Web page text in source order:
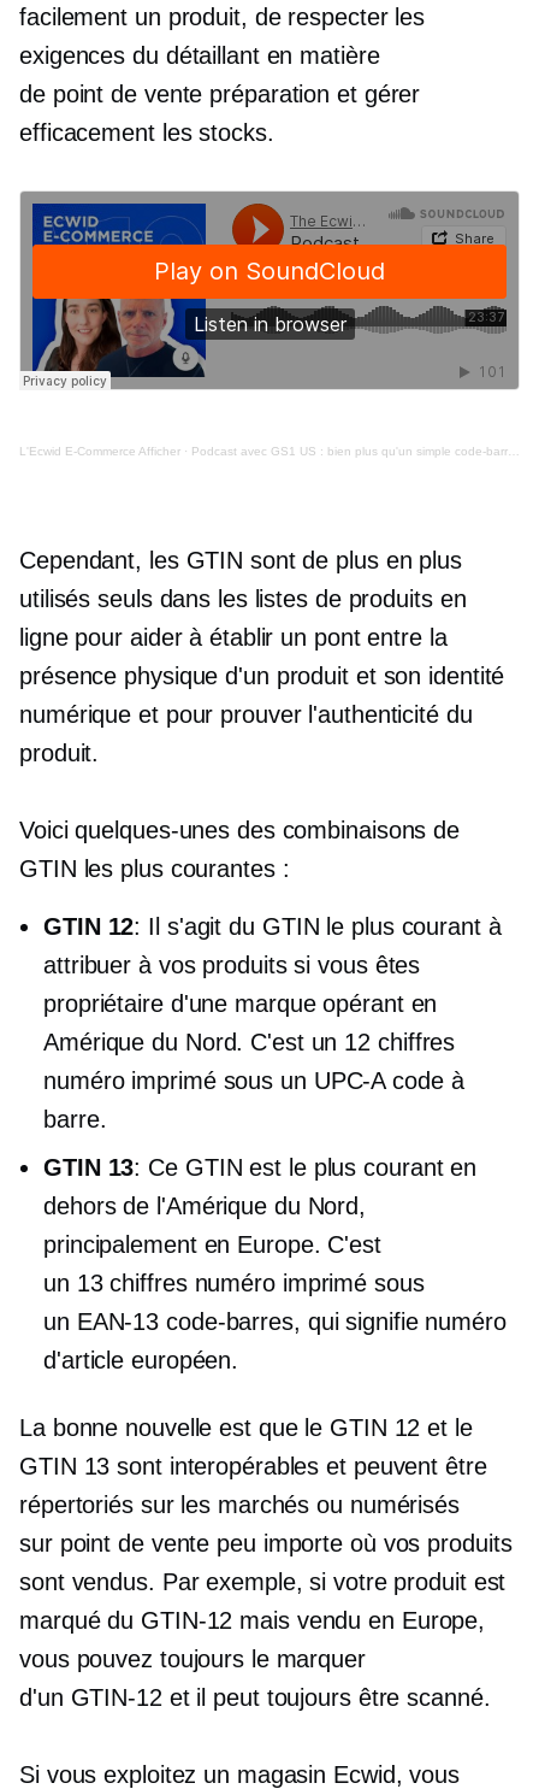
facilement un produit, de respecter les
exigences du détaillant en matière
de point de vente préparation et gérer
efficacement les stocks.
L'Ecwid E-Commerce Afficher · Podcast avec GS1 US : bien plus qu'un simple code-barres
Cependant, les GTIN sont de plus en plus
utilisés seuls dans les listes de produits en
ligne pour aider à établir un pont entre la
présence physique d'un produit et son identité
numérique et pour prouver l'authenticité du
produit.
Voici quelques-unes des combinaisons de
GTIN les plus courantes :
GTIN 12: Il s'agit du GTIN le plus courant à
attribuer à vos produits si vous êtes
propriétaire d'une marque opérant en
Amérique du Nord. C'est un 12 chiffres
numéro imprimé sous un UPC-Acode à
barre.
GTIN 13: Ce GTIN est le plus courant en
dehors de l'Amérique du Nord,
principalement en Europe. C'est
un 13 chiffresnuméro imprimé sous
un EAN-13 code-barres, qui signifie numéro
d'article européen.
La bonne nouvelle est que le GTIN 12 et le
GTIN 13 sont interopérables et peuvent être
répertoriés sur les marchés ou numérisés
sur point de vente peu importe où vos produits
sont vendus. Par exemple, si votre produit est
marqué du GTIN-12 mais vendu en Europe,
vous pouvez toujours le marquer
d'un GTIN-12 et il peut toujours être scanné.
Si vous exploitez un magasin Ecwid, vous